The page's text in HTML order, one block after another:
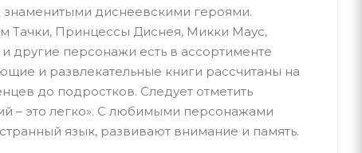
диснеевскими героями.
Тачки, Принцессы Диснея, Микки Маус,
другие персонажи есть в ассортименте
и развлекательные книги рассчитаны на
до подростков. Следует отметить
– это легко». С любимыми персонажами
язык, развивают внимание и память.